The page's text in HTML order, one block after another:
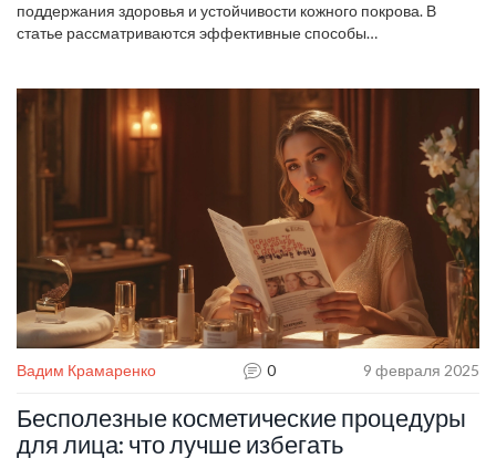
поддержания здоровья и устойчивости кожного покрова. В
статье рассматриваются эффективные способы
Поговорим о роли солнечного света, питания и витаминов в
этом процессе. Также упомянем, как избежать ошибок, которые
могут осложнить восстановление меланина. Читателям будут
предложены простые и доступные решения для поддержания и
улучшения естественного оттенка кожи.
Вадим Крамаренко 0 9 февраля 2025
Бесполезные косметические процедуры
для лица: что лучше избегать